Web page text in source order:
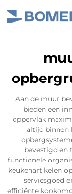
Aan de muur
bieden een
oppervlak
altijd binnen
bevestigd en
functionele
keukenartikelen
serviesgoed
efficiënte